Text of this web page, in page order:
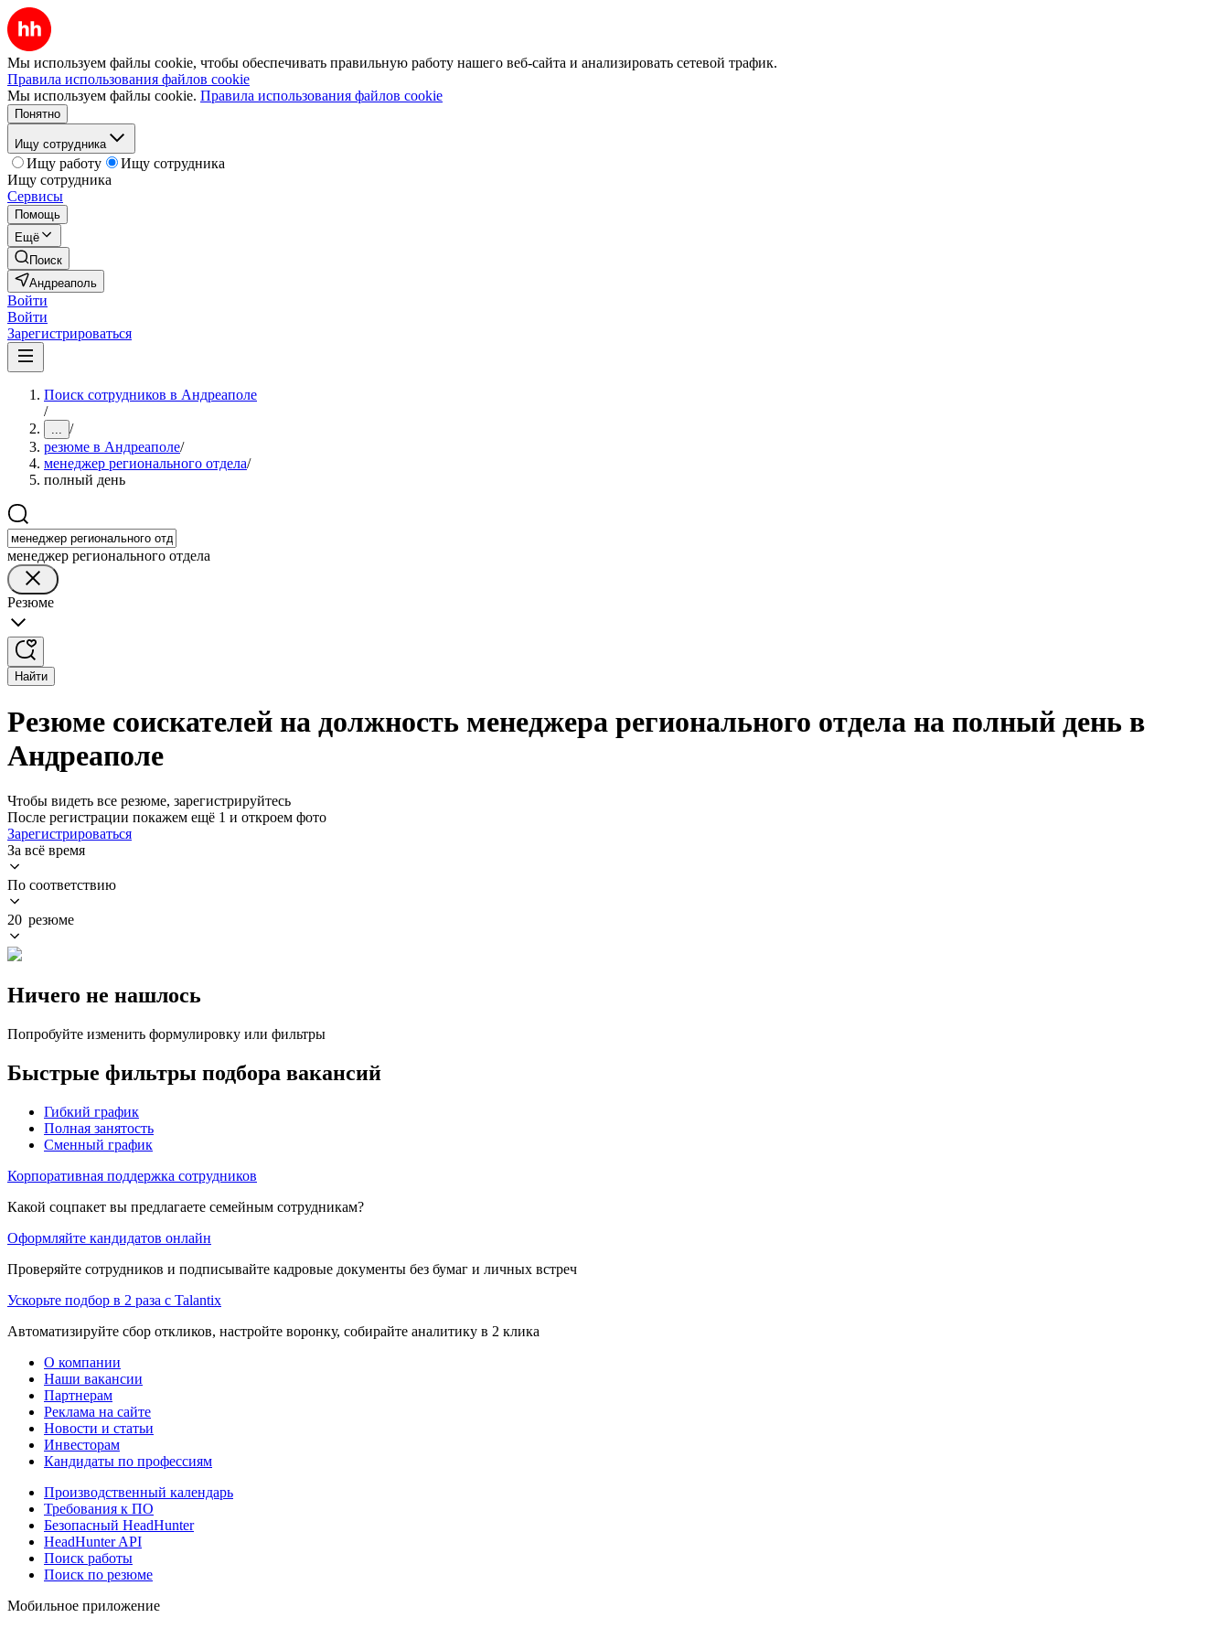
Мы используем файлы cookie, чтобы обеспечивать правильную работу нашего веб-сайта и анализировать сетевой трафик.
Правила использования файлов cookie
Мы используем файлы cookie. Правила использования файлов cookie
Понятно
Ищу сотрудника
Ищу работу
Ищу сотрудника
Ищу сотрудника
Сервисы
Помощь
Ещё
Поиск
Андреаполь
Войти
Войти
Зарегистрироваться
Поиск сотрудников в Андреаполе
/
... /
резюме в Андреаполе/
менеджер регионального отдела/
полный день
менеджер регионального отдела
Резюме
Найти
Резюме соискателей на должность менеджера регионального отдела на полный день в
Андреаполе
Чтобы видеть все резюме, зарегистрируйтесь
После регистрации покажем ещё 1 и откроем фото
Зарегистрироваться
За всё время
По соответствию
20 резюме
Ничего не нашлось
Попробуйте изменить формулировку или фильтры
Быстрые фильтры подбора вакансий
Гибкий график
Полная занятость
Сменный график
Корпоративная поддержка сотрудников
Какой соцпакет вы предлагаете семейным сотрудникам?
Оформляйте кандидатов онлайн
Проверяйте сотрудников и подписывайте кадровые документы без бумаг и личных встреч
Ускорьте подбор в 2 раза с Talantix
Автоматизируйте сбор откликов, настройте воронку, собирайте аналитику в 2 клика
О компании
Наши вакансии
Партнерам
Реклама на сайте
Новости и статьи
Инвесторам
Кандидаты по профессиям
Производственный календарь
Требования к ПО
Безопасный HeadHunter
HeadHunter API
Поиск работы
Поиск по резюме
Мобильное приложение